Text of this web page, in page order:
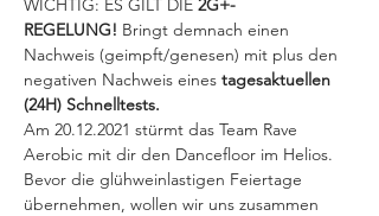
WICHTIG: ES GILT DIE 2G+-
REGELUNG! Bringt demnach einen
Nachweis (geimpft/genesen) mit plus den
negativen Nachweis eines tagesaktuellen
(24H) Schnelltests.
Am 20.12.2021 stürmt das Team Rave
Aerobic mit dir den Dancefloor im Helios.
Bevor die glühweinlastigen Feiertage
übernehmen, wollen wir uns zusammen